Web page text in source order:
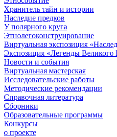
Хранитель тайн и истории
Наследие предков
У полярного круга
Этнолегоконструирование
Виртуальная экспозиция
Экспозиция «Легенды Великого
Новости и события
Виртуальная мастерская
Исследовательские работы
Методические рекомендации
Справочная литература
Сборники
Образовательные программы
Конкурсы
о проекте